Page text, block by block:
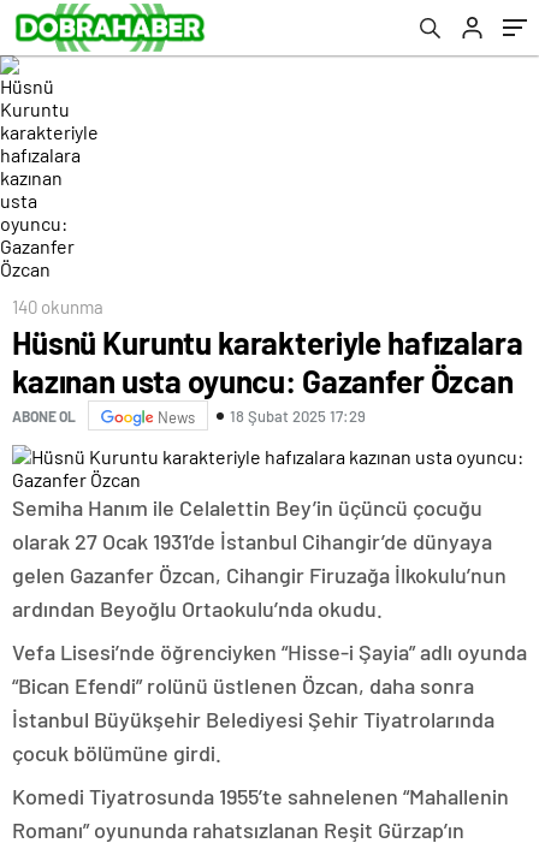
140 okunma
Hüsnü Kuruntu karakteriyle hafızalara
kazınan usta oyuncu: Gazanfer Özcan
ABONE OL News 18 Şubat 2025 17:29
Semiha Hanım ile Celalettin Bey’in üçüncü çocuğu
olarak 27 Ocak 1931’de İstanbul Cihangir’de dünyaya
gelen Gazanfer Özcan, Cihangir Firuzağa İlkokulu’nun
ardından Beyoğlu Ortaokulu’nda okudu.
Vefa Lisesi’nde öğrenciyken “Hisse-i Şayia” adlı oyunda
“Bican Efendi” rolünü üstlenen Özcan, daha sonra
İstanbul Büyükşehir Belediyesi Şehir Tiyatrolarında
çocuk bölümüne girdi.
Komedi Tiyatrosunda 1955’te sahnelenen “Mahallenin
Romanı” oyununda rahatsızlanan Reşit Gürzap’ın